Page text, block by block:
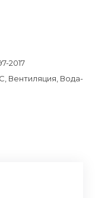
2017
Вентиляция, Вода-